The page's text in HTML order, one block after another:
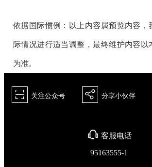
依据国际惯例：以上内容属预览内容，
际情况进行适当调整，最终维护内容以
为准。
򰀁 关注公众号 򰀂 分享小伙伴
򰀃 客服电话
95163555-1